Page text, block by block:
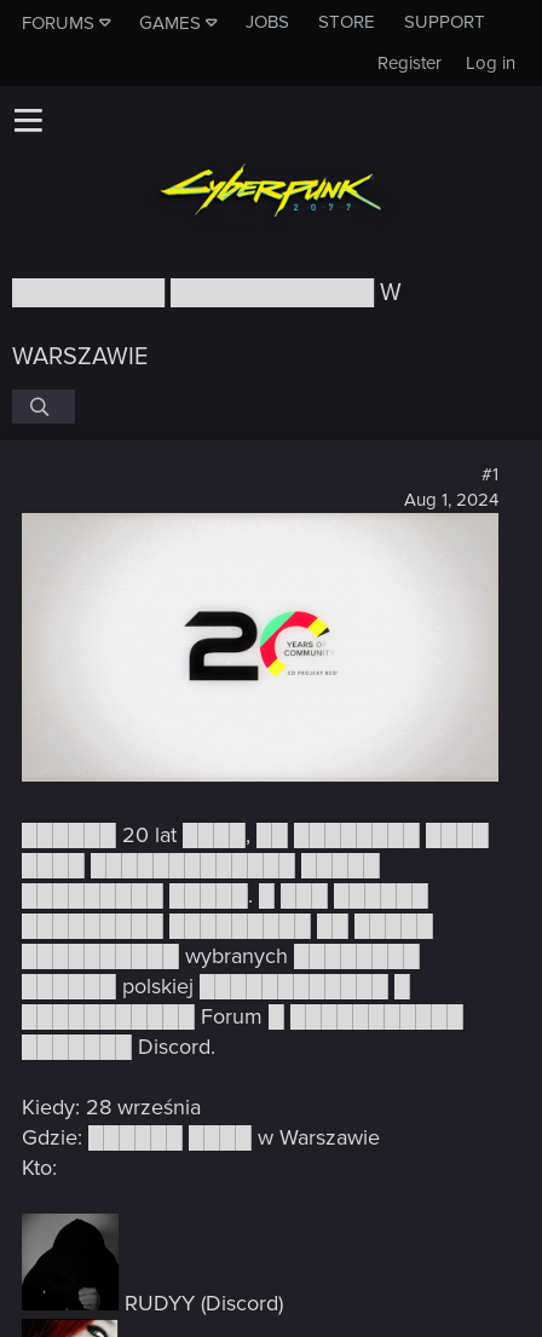
FORUMS GAMES JOBS STORE
SUPPORT
Log in
Register
█████████ ████████████ W
WARSZAWIE
#1
Aug 1, 2024
██████ 20 lat ████, ██ ████████ ████
█████████ █████. █ ███ ██████
██████████ wybranych ████████
██████ polskiej ████████████ █
███████████ Forum █ ███████████
███████ Discord.
Kiedy: 28 września
Gdzie: ██████ ████ w Warszawie
Kto:
RUDYY (Discord)